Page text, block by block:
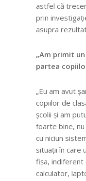
astfel că
prin
asupra
„Am primit
partea
„Eu am avut
copiilor de
școlii și am
foarte bine,
cu niciun
situații în care
fișa, indiferent
calculator,